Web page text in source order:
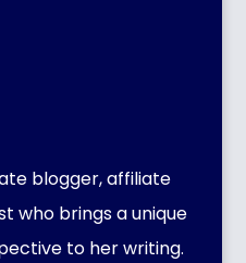
blogger, affiliate
who brings a unique
to her writing.